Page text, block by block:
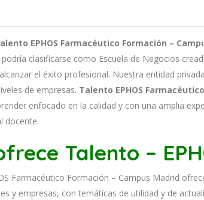
EPHOS Farmacéutico Formación –
podría clasificarse como Escuela de Negocios cread
alcanzar el éxito profesional. Nuestra entidad
iveles de empresas. Talento EPHOS
enfocado en la calidad y con una amplia
docente.
Talento –
Farmacéutico Formación – Campus Madrid ofre
es y empresas, con temáticas de utilidad y de